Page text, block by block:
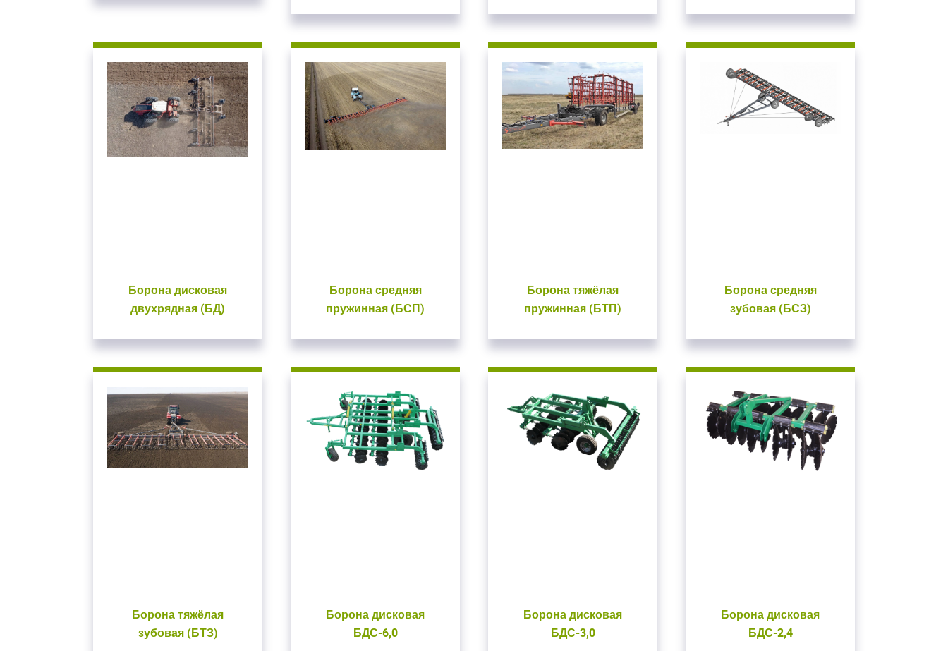
Борона дисковая
двухрядная (БД)
Борона средняя
пружинная (БСП)
Борона тяжёлая
пружинная (БТП)
Борона средняя
зубовая (БСЗ)
Борона тяжёлая
зубовая (БТЗ)
Борона дисковая
БДС-6,0
Борона дисковая
БДС-3,0
Борона дисковая
БДС-2,4
Закрыть окно
Авторизуйтесь на сайте
введите свой логин и пароль
Приветствуем!